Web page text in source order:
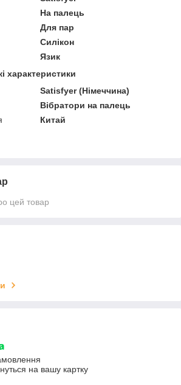
На палець
Для пар
Силікон
Язик
характеристики
Satisfyer (Німеччина)
Вібратори на палець
Китай
цей товар
на вашу картку